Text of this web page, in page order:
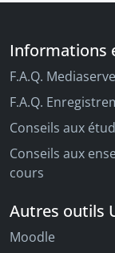
Informations
F.A.Q.
F.A.Q.
Conseils aux
Conseils aux
cours
Autres outils
Moodle